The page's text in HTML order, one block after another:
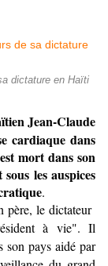
dictature en Haïti
Jean-Claude
cardiaque dans
mort dans son
les auspices
.
père, le dictateur
à vie". Il
son pays aidé par